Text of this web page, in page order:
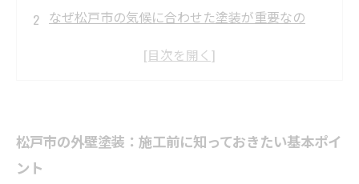
なぜ松戸市の気候に合わせた塗装が重要なの
現場での外壁塗装工程を徹底解説：準備から仕
な選び方
松戸市の外壁塗装：施工前に知っておきたい基本ポイ
ント